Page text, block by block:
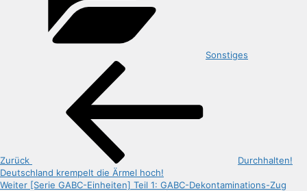
Sonstiges
Zurück
Durchhalten!
Deutschland krempelt die Ärmel hoch!
Nächster
Weiter [Serie GABC-Einheiten] Teil 1: GABC-Dekontaminations-Zug